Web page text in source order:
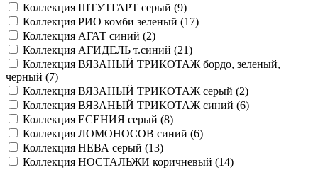
Коллекция ШТУТГАРТ серый (9)
Коллекция РИО комби зеленый (17)
Коллекция АГАТ синий (2)
Коллекция АГИДЕЛЬ т.синий (21)
Коллекция ВЯЗАНЫЙ ТРИКОТАЖ бордо, зеленый,
черный (7)
Коллекция ВЯЗАНЫЙ ТРИКОТАЖ серый (2)
Коллекция ВЯЗАНЫЙ ТРИКОТАЖ синий (6)
Коллекция ЕСЕНИЯ серый (8)
Коллекция ЛОМОНОСОВ синий (6)
Коллекция НЕВА серый (13)
Коллекция НОСТАЛЬЖИ коричневый (14)